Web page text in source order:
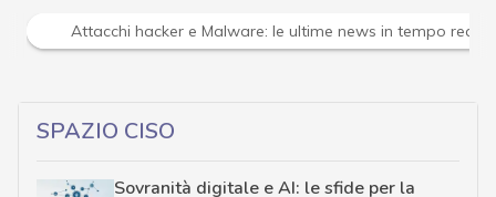
Attacchi hacker e Malware: le ultime news in tempo
SPAZIO CISO
Sovranità digitale e AI: le sfide per la